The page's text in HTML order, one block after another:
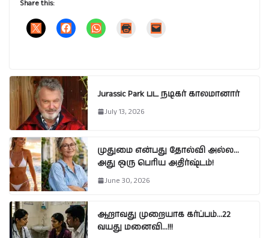
Share this:
Jurassic Park பட நடிகர் காலமானார்
July 13, 2026
முதுமை என்பது தோல்வி அல்ல…
அது ஒரு பெரிய அதிர்ஷ்டம்!
June 30, 2026
ஆறாவது முறையாக கர்ப்பம்…22
வயது மனைவி…!!!